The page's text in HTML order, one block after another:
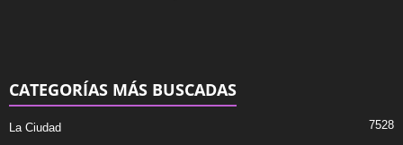
CATEGORÍAS MÁS BUSCADAS
La Ciudad 7528